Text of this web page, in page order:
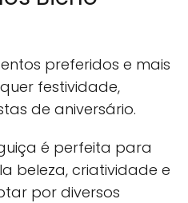
preferidos e mais
festividade,
de aniversário.
é perfeita para
beleza, criatividade e
por diversos